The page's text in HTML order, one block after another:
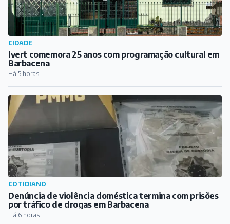
CIDADE
Ivert comemora 25 anos com programação cultural em
Barbacena
Há 5 horas
COTIDIANO
Denúncia de violência doméstica termina com prisões
por tráfico de drogas em Barbacena
Há 6 horas